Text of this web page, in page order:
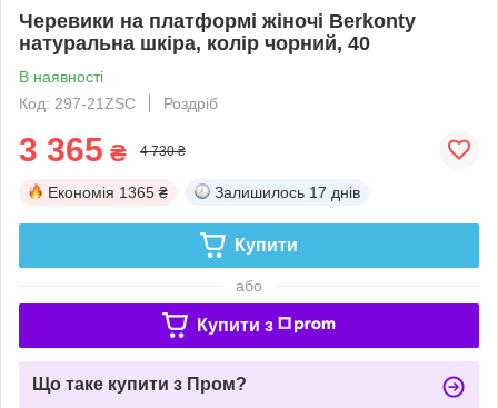
Черевики на платформі жіночі Berkonty
натуральна шкіра, колір чорний, 40
В наявності
Код: 297-21ZSC
Роздріб
3 365 ₴ 4 730 ₴
Економія 1365 ₴ Залишилось 17 днів
Купити
або
Купити з
Що таке купити з Пром?